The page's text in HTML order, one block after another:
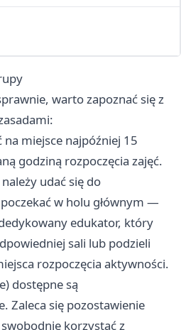
warto zapoznać się z
miejsce najpóźniej 15
godziną rozpoczęcia zajęć.
udać się do
w holu głównym —
edukator, który
sali lub podzieli
rozpoczęcia aktywności.
dostępne są
Zaleca się pozostawienie
korzystać z